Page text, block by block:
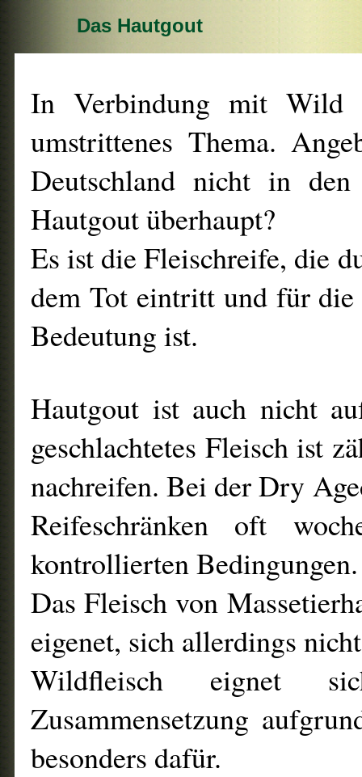
Das Hautgout
In Verbindung mit Wild
umstrittenes Thema.
Deutschland nicht in
Hautgout überhaupt?
Es ist die Fleischreife, die
dem Tot eintritt und für die
Bedeutung ist.
Hautgout ist auch nicht
geschlachtetes Fleisch ist
nachreifen. Bei der Dry
Reifeschränken oft
kontrollierten Bedingungen.
Das Fleisch von
eigenet, sich allerdings
Wildfleisch eignet
Zusammensetzung
besonders dafür.